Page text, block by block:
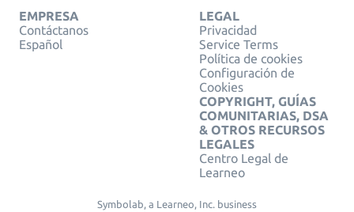
EMPRESA
Contáctanos
Español
LEGAL
Privacidad
Service Terms
Política de cookies
Configuración de
Cookies
COPYRIGHT, GUÍAS
COMUNITARIAS, DSA
& OTROS RECURSOS
LEGALES
Centro Legal de
Learneo
Symbolab, a Learneo, Inc. business